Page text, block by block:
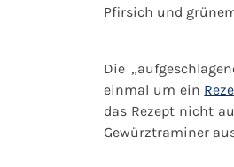
Pfirsich und
Die
einmal um ein
das Rezept nicht
Gewürztraminer